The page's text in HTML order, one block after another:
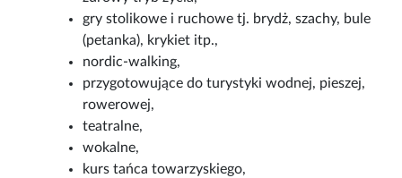
gry stolikowe i ruchowe tj. brydż, szachy, bule
(petanka), krykiet itp.,
nordic-walking,
przygotowujące do turystyki wodnej, pieszej,
rowerowej,
teatralne,
wokalne,
kurs tańca towarzyskiego,